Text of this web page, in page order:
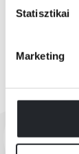
Statisztikai
Marketing
RÉSZLET